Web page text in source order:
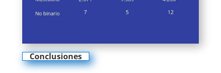
Conclusiones